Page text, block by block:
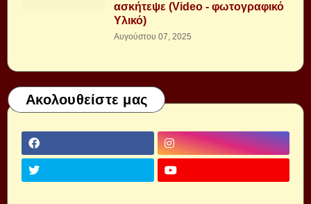
ασκήτεψε (Video - φωτογραφικό
Υλικό)
Αυγούστου 07, 2025
Ακολουθείστε μας